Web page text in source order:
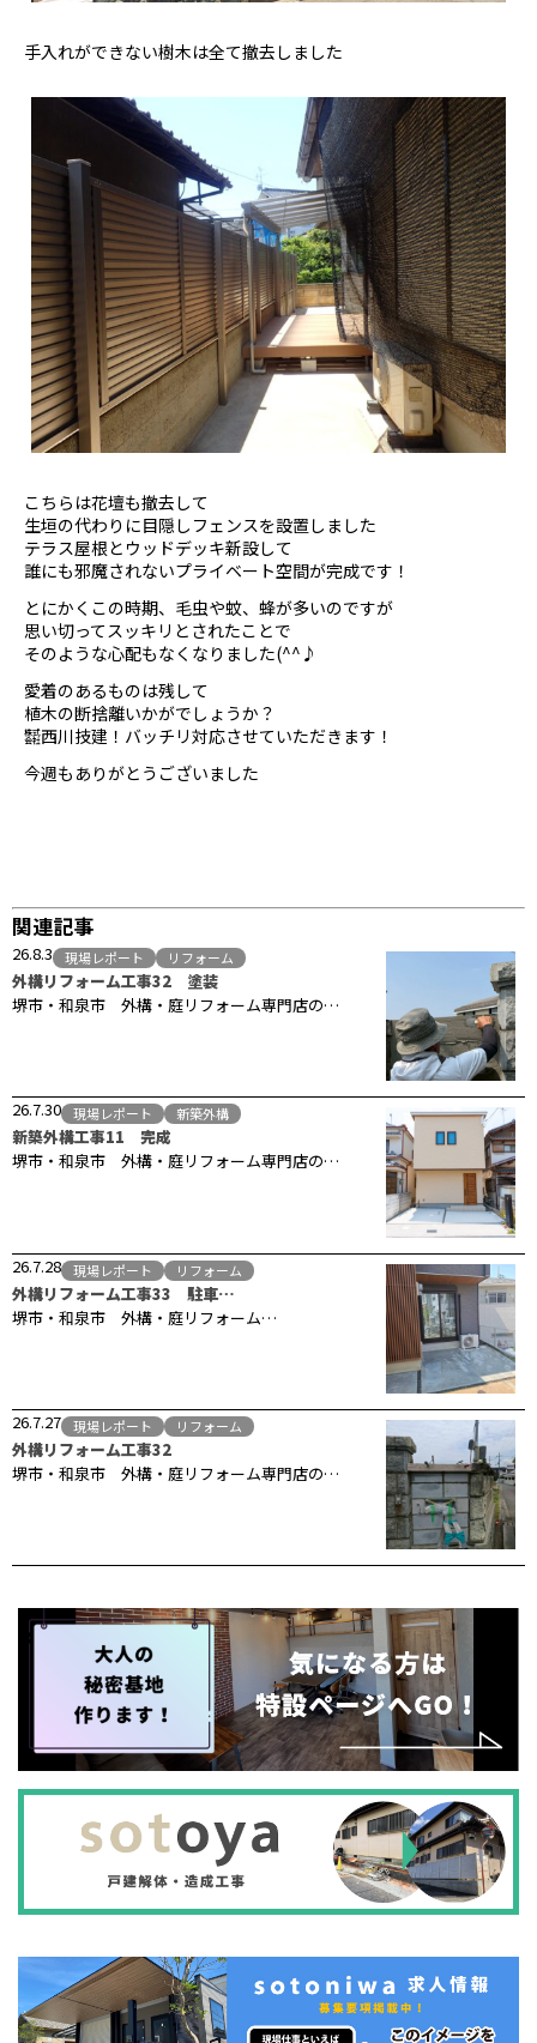
手入れができない樹木は全て撤去しました
こちらは花壇も撤去して
生垣の代わりに目隠しフェンスを設置しました
テラス屋根とウッドデッキ新設して
誰にも邪魔されないプライベート空間が完成です！
とにかくこの時期、毛虫や蚊、蜂が多いのですが
思い切ってスッキリとされたことで
そのような心配もなくなりました(^^♪
愛着のあるものは残して
植木の断捨離いかがでしょうか？
㍿西川技建！バッチリ対応させていただきます！
今週もありがとうございました
関連記事
26.8.3 現場レポート リフォーム
外構リフォーム工事32 塗装
堺市・和泉市 外構・庭リフォーム専門店の…
26.7.30 現場レポート 新築外構
新築外構工事11 完成
堺市・和泉市 外構・庭リフォーム専門店の…
26.7.28 現場レポート リフォーム
外構リフォーム工事33 駐車…
堺市・和泉市 外構・庭リフォーム…
26.7.27 現場レポート リフォーム
外構リフォーム工事32
堺市・和泉市 外構・庭リフォーム専門店の…